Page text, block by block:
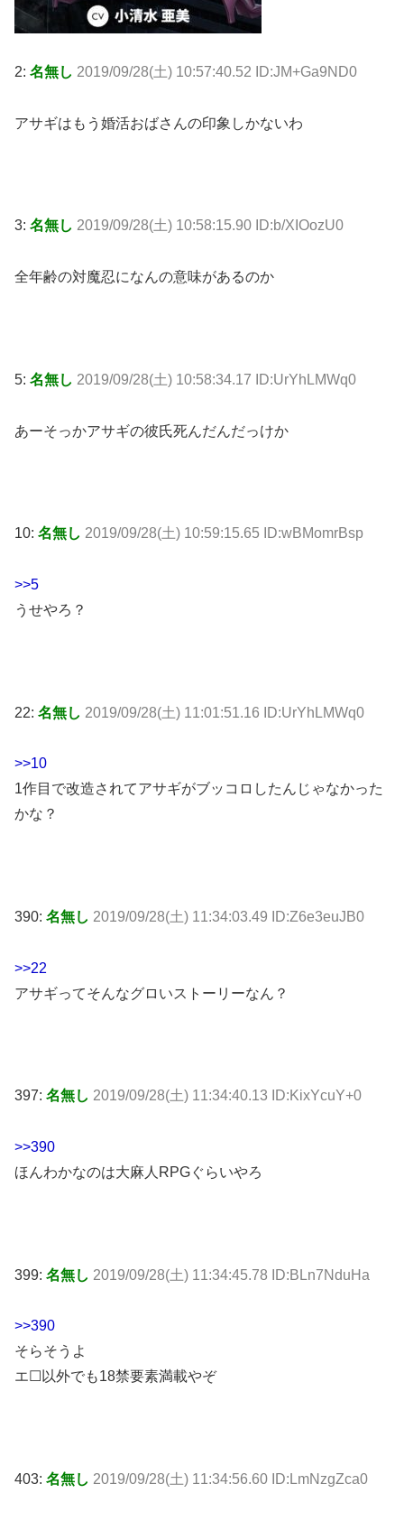
2: 名無し 2019/09/28(土) 10:57:40.52 ID:JM+Ga9ND0
アサギはもう婚活おばさんの印象しかないわ
3: 名無し 2019/09/28(土) 10:58:15.90 ID:b/XIOozU0
全年齢の対魔忍になんの意味があるのか
5: 名無し 2019/09/28(土) 10:58:34.17 ID:UrYhLMWq0
あーそっかアサギの彼氏死んだんだっけか
10: 名無し 2019/09/28(土) 10:59:15.65 ID:wBMomrBsp
>>5
うせやろ？
22: 名無し 2019/09/28(土) 11:01:51.16 ID:UrYhLMWq0
>>10
1作目で改造されてアサギがブッコロしたんじゃなかった
かな？
390: 名無し 2019/09/28(土) 11:34:03.49 ID:Z6e3euJB0
>>22
アサギってそんなグロいストーリーなん？
397: 名無し 2019/09/28(土) 11:34:40.13 ID:KixYcuY+0
>>390
ほんわかなのは大麻人RPGぐらいやろ
399: 名無し 2019/09/28(土) 11:34:45.78 ID:BLn7NduHa
>>390
そらそうよ
エ☐以外でも18禁要素満載やぞ
403: 名無し 2019/09/28(土) 11:34:56.60 ID:LmNzgZca0